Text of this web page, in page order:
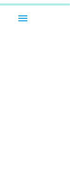
menu